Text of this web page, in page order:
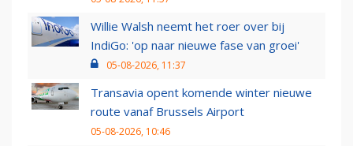
Willie Walsh neemt het roer over bij
IndiGo: 'op naar nieuwe fase van groei'
05-08-2026, 11:37
Transavia opent komende winter nieuwe
route vanaf Brussels Airport
05-08-2026, 10:46